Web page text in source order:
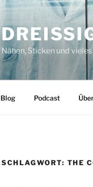
Nähen, Sticken und
Blog Podcast
SCHLAGWORT: THE